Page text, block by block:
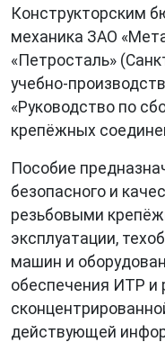
Конструкторским
механика ЗАО
«Петросталь»
учебно-
«Руководство по
крепёжных
Пособие
безопасного и
резьбовыми
эксплуатации,
машин и
обеспечения ИТР и
действующей